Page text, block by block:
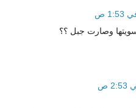
وصارت جبل ؟؟